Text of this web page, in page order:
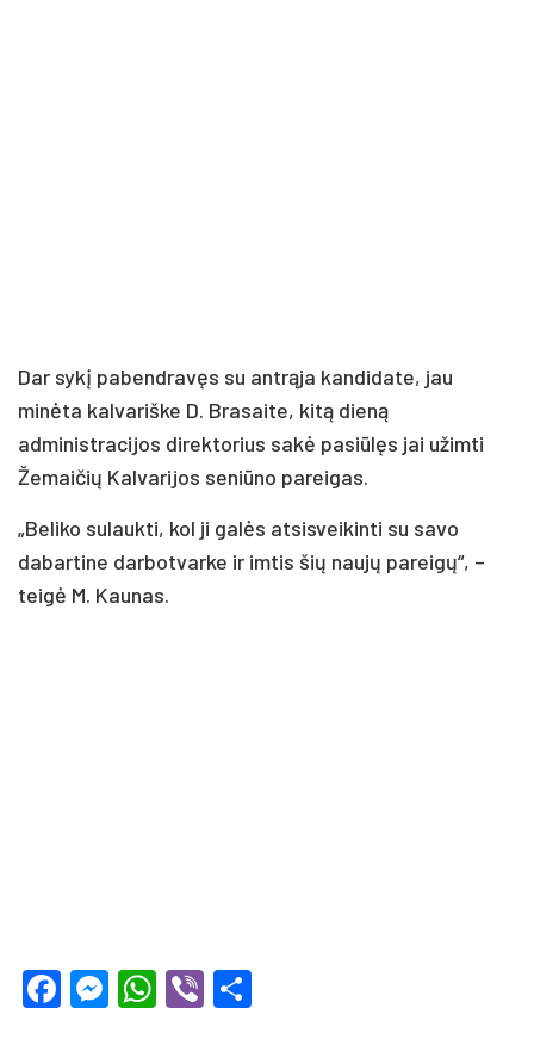
Dar sykį pabendravęs su antrąja kandidate, jau
minėta kalvariške D. Brasaite, kitą dieną
administracijos direktorius sakė pasiūlęs jai užimti
Žemaičių Kalvarijos seniūno pareigas.
„Beliko sulaukti, kol ji galės atsisveikinti su savo
dabartine darbotvarke ir imtis šių naujų pareigų“, –
teigė M. Kaunas.
Facebook
Messenger
WhatsApp
Viber